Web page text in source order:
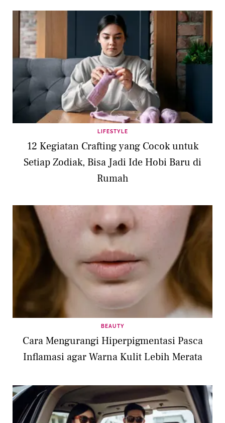
LIFESTYLE
12 Kegiatan Crafting yang Cocok untuk
Setiap Zodiak, Bisa Jadi Ide Hobi Baru di
Rumah
BEAUTY
Cara Mengurangi Hiperpigmentasi Pasca
Inflamasi agar Warna Kulit Lebih Merata